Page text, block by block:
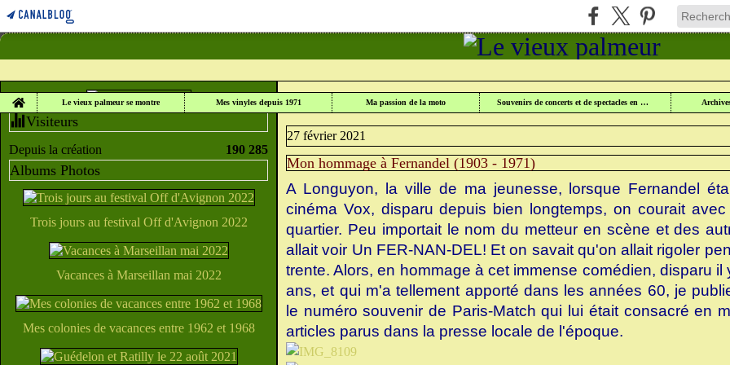
Home
Le vieux palmeur se montre Mes vinyles depuis 1971 Ma passion de la moto Souvenirs de concerts et de spectacles en Lorraine
Visiteurs
Depuis la création 190 285
Albums Photos
Trois jours au festival Off d'Avignon 2022
Vacances à Marseillan mai 2022
Mes colonies de vacances entre 1962 et 1968
LE VIEUX PALMEUR > CULTURE ET PATRIMOINE > MON HOMMAGE À FERNANDEL (1903 - 1971)
27 février 2021
Mon hommage à Fernandel (1903 - 1971)
A Longuyon, la ville de ma jeunesse, lorsque Fernandel
cinéma Vox, disparu depuis bien longtemps, on courait
quartier. Peu importait le nom du metteur en scène et des
allait voir Un FER-NAN-DEL! Et on savait qu'on allait rigoler
trente. Alors, en hommage à cet immense comédien, disparu il
ans, et qui m'a tellement apporté dans les années 60, je
le numéro souvenir de Paris-Match qui lui était consacré en
articles parus dans la presse locale de l'époque.